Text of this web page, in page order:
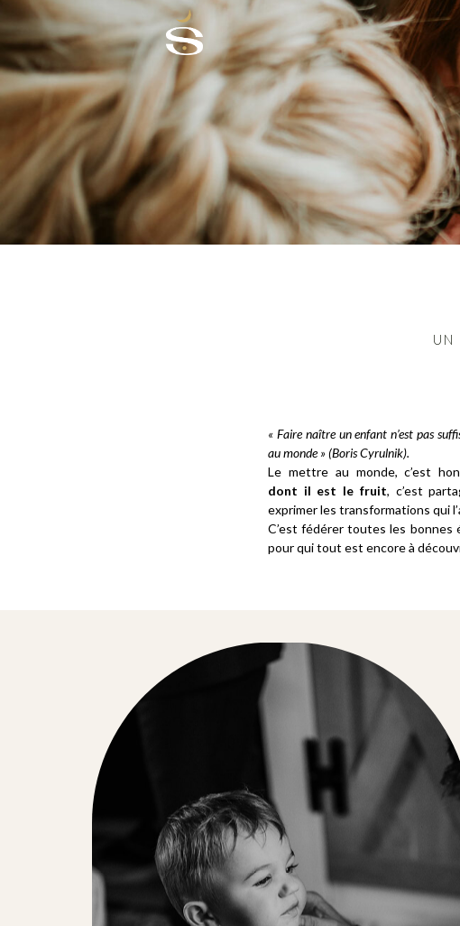
UN
« Faire naître un enfant n’est pas
au monde » (Boris Cyrulnik).
Le mettre au monde, c’est
dont il est le fruit, c’est
exprimer les transformations qui
C’est fédérer toutes les bonnes
pour qui tout est encore à